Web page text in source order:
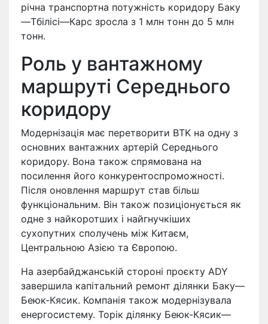
річна транспортна потужність коридору Баку
—Тбілісі—Карс зросла з 1 млн тонн до 5 млн
тонн.
Роль у вантажному
маршруті Середнього
коридору
Модернізація має перетворити BTK на одну з
основних вантажних артерій Середнього
коридору. Вона також спрямована на
посилення його конкурентоспроможності.
Після оновлення маршрут став більш
функціональним. Він також позиціонується як
одне з найкоротших і найгнучкіших
сухопутних сполучень між Китаєм,
Центральною Азією та Європою.
На азербайджанській стороні проєкту ADY
завершила капітальний ремонт ділянки Баку—
Беюк-Кясик. Компанія також модернізувала
енергосистему. Торік ділянку Беюк-Кясик—